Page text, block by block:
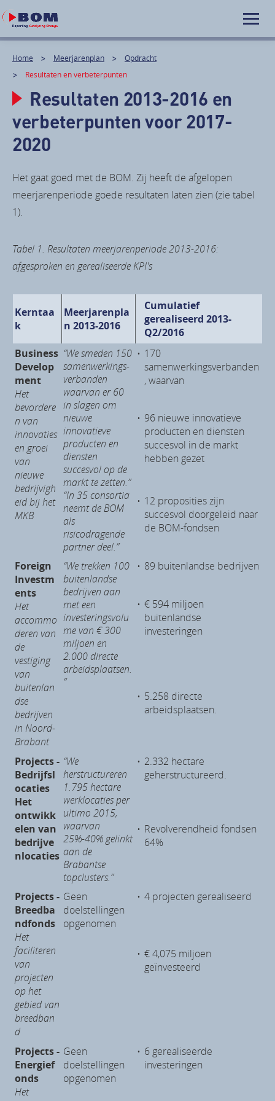
Home Meerjarenplan
Opdracht
Resultaten en verbeterpunten
Resultaten 2013-2016 en
verbeterpunten voor 2017-
2020
Het gaat goed met de BOM. Zij heeft de afgelopen
meerjarenperiode goede resultaten laten zien (zie tabel
1).
Tabel 1. Resultaten meerjarenperiode 2013-2016:
afgesproken en gerealiseerde KPI's
Kerntaa
k
Meerjarenpla
n 2013-2016
Cumulatief
gerealiseerd 2013-
Q2/2016
Business
Develop
ment
Het
bevordere
n van
innovaties
en groei
van
nieuwe
bedrijvigh
eid bij het
MKB
“We smeden 150
samenwerkings-
verbanden
waarvan er 60
in slagen om
nieuwe
innovatieve
producten en
diensten
succesvol op de
markt te zetten.”
“In 35 consortia
neemt de BOM
als
risicodragende
partner deel.”
• 170
samenwerkingsverbanden
, waarvan
• 96 nieuwe innovatieve
producten en diensten
succesvol in de markt
hebben gezet
• 12 proposities zijn
succesvol doorgeleid naar
de BOM-fondsen
Foreign
Investm
ents
Het
accommo
deren van
de
vestiging
van
buitenlan
dse
bedrijven
in Noord-
Brabant
“We trekken 100
buitenlandse
bedrijven aan
met een
investeringsvolu
me van € 300
miljoen en
2.000 directe
arbeidsplaatsen.
”
• 89 buitenlandse bedrijven
• € 594 miljoen
buitenlandse
investeringen
• 5.258 directe
arbeidsplaatsen.
Projects -
Bedrijfsl
ocaties
Het
ontwikk
elen van
bedrijve
nlocaties
“We
herstructureren
1.795 hectare
werklocaties per
ultimo 2015,
waarvan
25%-40% gelinkt
aan de
Brabantse
topclusters.”
• 2.332 hectare
geherstructureerd.
• Revolverendheid fondsen
64%
Projects -
Breedba
ndfonds
Het
faciliteren
van
projecten
op het
gebied van
breedban
d
Geen
doelstellingen
opgenomen
• 4 projecten gerealiseerd
• € 4,075 miljoen
geïnvesteerd
Projects -
Energief
onds
Het
Geen
doelstellingen
opgenomen
• 6 gerealiseerde
investeringen